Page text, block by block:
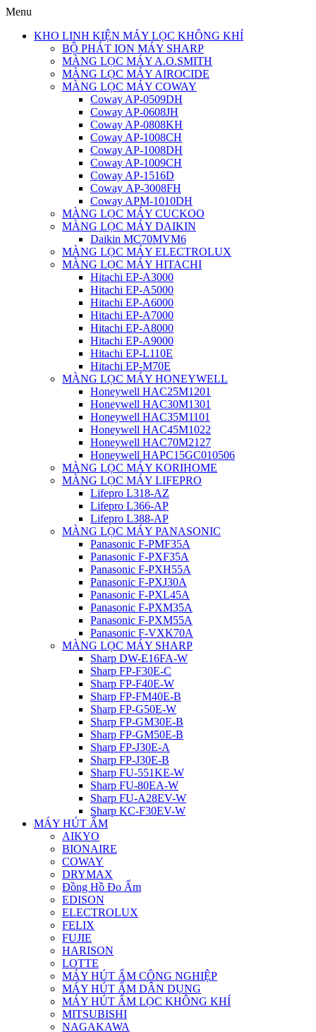
Menu
KHO LINH KIỆN MÁY LỌC KHÔNG KHÍ
BỘ PHÁT ION MÁY SHARP
MÀNG LỌC MÁY A.O.SMITH
MÀNG LỌC MÁY AIROCIDE
MÀNG LỌC MÁY COWAY
Coway AP-0509DH
Coway AP-0608JH
Coway AP-0808KH
Coway AP-1008CH
Coway AP-1008DH
Coway AP-1009CH
Coway AP-1516D
Coway AP-3008FH
Coway APM-1010DH
MÀNG LỌC MÁY CUCKOO
MÀNG LỌC MÁY DAIKIN
Daikin MC70MVM6
MÀNG LỌC MÁY ELECTROLUX
MÀNG LỌC MÁY HITACHI
Hitachi EP-A3000
Hitachi EP-A5000
Hitachi EP-A6000
Hitachi EP-A7000
Hitachi EP-A8000
Hitachi EP-A9000
Hitachi EP-L110E
Hitachi EP-M70E
MÀNG LỌC MÁY HONEYWELL
Honeywell HAC25M1201
Honeywell HAC30M1301
Honeywell HAC35M1101
Honeywell HAC45M1022
Honeywell HAC70M2127
Honeywell HAPC15GC010506
MÀNG LỌC MÁY KORIHOME
MÀNG LỌC MÁY LIFEPRO
Lifepro L318-AZ
Lifepro L366-AP
Lifepro L388-AP
MÀNG LỌC MÁY PANASONIC
Panasonic F-PMF35A
Panasonic F-PXF35A
Panasonic F-PXH55A
Panasonic F-PXJ30A
Panasonic F-PXL45A
Panasonic F-PXM35A
Panasonic F-PXM55A
Panasonic F-VXK70A
MÀNG LỌC MÁY SHARP
Sharp DW-E16FA-W
Sharp FP-F30E-C
Sharp FP-F40E-W
Sharp FP-FM40E-B
Sharp FP-G50E-W
Sharp FP-GM30E-B
Sharp FP-GM50E-B
Sharp FP-J30E-A
Sharp FP-J30E-B
Sharp FU-551KE-W
Sharp FU-80EA-W
Sharp FU-A28EV-W
Sharp KC-F30EV-W
MÁY HÚT ẨM
AIKYO
BIONAIRE
COWAY
DRYMAX
Đồng Hồ Đo Ẩm
EDISON
ELECTROLUX
FELIX
FUJIE
HARISON
LOTTE
MÁY HÚT ẨM CÔNG NGHIỆP
MÁY HÚT ẨM DÂN DỤNG
MÁY HÚT ẨM LỌC KHÔNG KHÍ
MITSUBISHI
NAGAKAWA